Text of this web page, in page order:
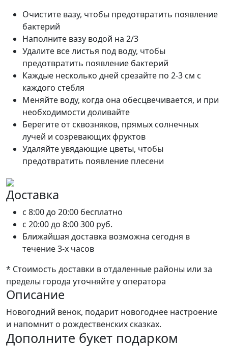
Очистите вазу, чтобы предотвратить появление
бактерий
Наполните вазу водой на 2/3
Удалите все листья под воду, чтобы
предотвратить появление бактерий
Каждые несколько дней срезайте по 2-3 см с
каждого стебля
Меняйте воду, когда она обесцвечивается, и при
необходимости доливайте
Берегите от сквозняков, прямых солнечных
лучей и созревающих фруктов
Удаляйте увядающие цветы, чтобы
предотвратить появление плесени
Доставка
c 8:00 до 20:00 бесплатно
c 20:00 до 8:00300 руб.
Ближайшая доставка возможна сегодня в
течение 3-х часов
* Стоимость доставки в отдаленные районы или за
пределы города уточняйте у оператора
Описание
Новогодний венок, подарит новогоднее настроение
и напомнит о рождественских сказках.
Дополните букет подарком